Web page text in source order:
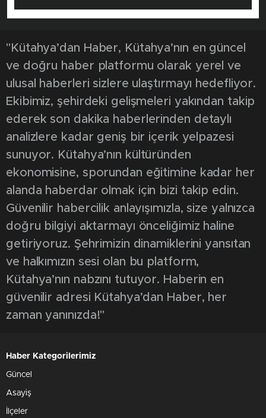
"Kütahya’dan Haber, Kütahya’nın en güncel
ve doğru haber platformu olarak yerel ve
ulusal haberleri sizlere ulaştırmayı hedefliyor.
Ekibimiz, şehirdeki gelişmeleri yakından takip
ederek son dakika haberlerinden detaylı
analizlere kadar geniş bir içerik yelpazesi
sunuyor. Kütahya’nın kültüründen
ekonomisine, sporundan eğitimine kadar her
alanda haberdar olmak için bizi takip edin.
Güvenilir habercilik anlayışımızla, size yalnızca
doğru bilgiyi aktarmayı önceliğimiz haline
getiriyoruz. Şehrimizin dinamiklerini yansıtan
ve halkımızın sesi olan bu platform,
Kütahya’nın nabzını tutuyor. Haberin en
güvenilir adresi Kütahya’dan Haber, her
zaman yanınızda!"
Haber Kategorilerimiz
Güncel
Asayiş
İlçeler